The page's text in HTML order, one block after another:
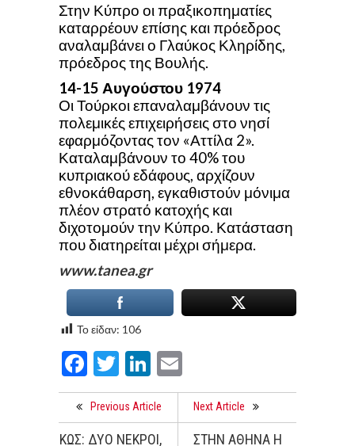
Στην Κύπρο οι πραξικοπηματίες
καταρρέουν επίσης και πρόεδρος
αναλαμβάνει ο Γλαύκος Κληρίδης,
πρόεδρος της Βουλής.
14-15 Αυγούστου 1974
Οι Τούρκοι επαναλαμβάνουν τις
πολεμικές επιχειρήσεις στο νησί
εφαρμόζοντας τον «Αττίλα 2».
Καταλαμβάνουν το 40% του
κυπριακού εδάφους, αρχίζουν
εθνοκάθαρση, εγκαθιστούν μόνιμα
πλέον στρατό κατοχής και
διχοτομούν την Κύπρο. Κατάσταση
που διατηρείται μέχρι σήμερα.
www.tanea.gr
Το είδαν: 106
Facebook
TwitterLinkedIn
Previous Article
ΚΩΣ: ΔΥΟ ΝΕΚΡΟΙ,
Next Article
ΣΤΗΝ ΑΘΗΝΑ Η